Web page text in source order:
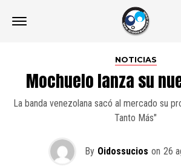
NOTICIAS
Mochuelo lanza su
La banda venezolana sacó al mercado su
Tanto Más"
By Oidossucios on 26